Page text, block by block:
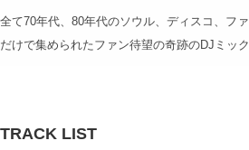
全て70年代、80年代のソウル、ディスコ、フ
だけで集められたファン待望の奇跡のDJミッ
TRACK LIST